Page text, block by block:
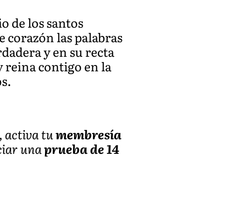
de los santos
las palabras
y en su recta
reina contigo en la
activa tumembresía
unaprueba de 14